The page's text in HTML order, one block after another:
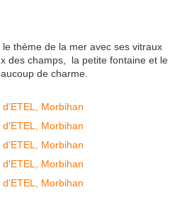
thème de la mer avec ses vitraux
des champs, la petite fontaine et le
de charme.